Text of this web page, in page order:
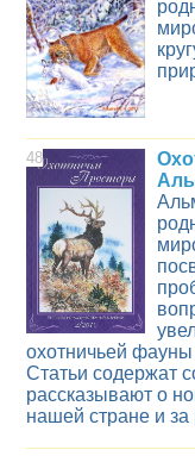
48
охотничьей фауны
Статьи содержат
рассказывают о
нашей стране и